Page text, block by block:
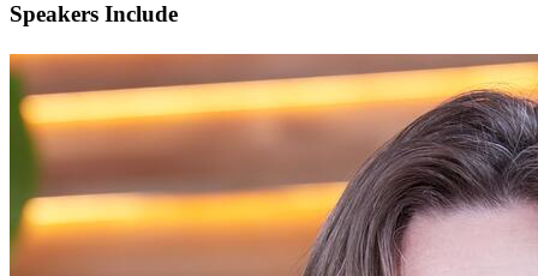
Speakers Include